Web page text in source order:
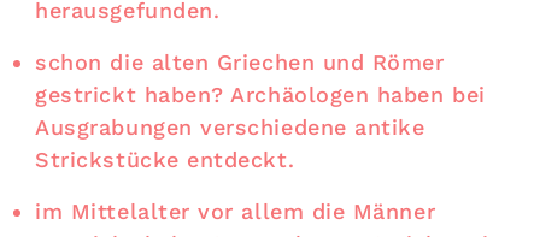
herausgefunden.
schon die alten Griechen und Römer
gestrickt haben? Archäologen haben bei
Ausgrabungen verschiedene antike
Strickstücke entdeckt.
im Mittelalter vor allem die Männer